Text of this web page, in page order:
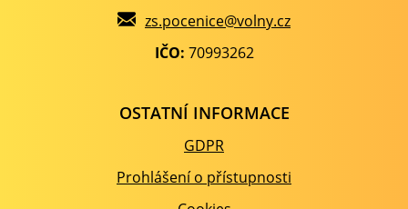
zs.pocenice@volny.cz
IČO: 70993262
OSTATNÍ INFORMACE
GDPR
Prohlášení o přístupnosti